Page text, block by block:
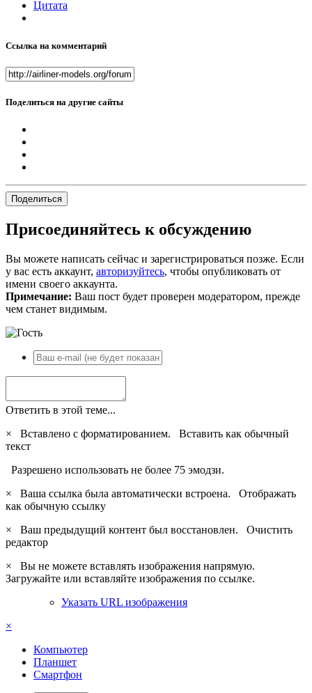
Цитата
Ссылка на комментарий
Поделиться на другие сайты
Поделиться
Присоединяйтесь к обсуждению
Вы можете написать сейчас и зарегистрироваться позже. Если
у вас есть аккаунт, авторизуйтесь, чтобы опубликовать от
имени своего аккаунта.
Примечание: Ваш пост будет проверен модератором, прежде
чем станет видимым.
Ответить в этой теме...
×
Вставлено с форматированием. Вставить как обычный
текст
Разрешено использовать не более 75 эмодзи.
×
Ваша ссылка была автоматически встроена. Отображать
как обычную ссылку
×
Ваш предыдущий контент был восстановлен. Очистить
редактор
×
Вы не можете вставлять изображения напрямую.
Загружайте или вставляйте изображения по ссылке.
Указать URL изображения
×
Компьютер
Планшет
Смартфон